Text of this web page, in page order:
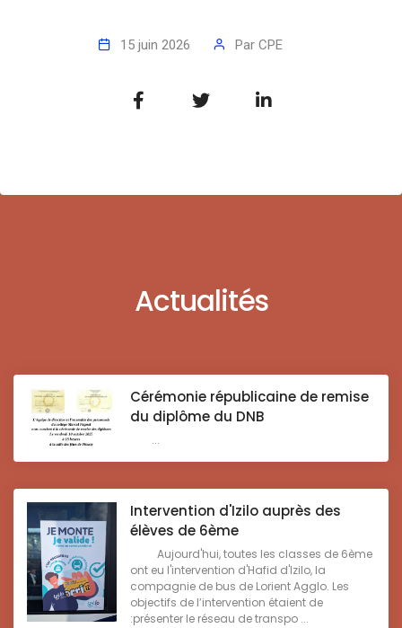
15 juin 2026 Par CPE
Actualités
Cérémonie républicaine de remise
du diplôme du DNB
...
Intervention d'Izilo auprès des
élèves de 6ème
Aujourd'hui, toutes les classes de 6ème
ont eu l'intervention d'Hafid d'Izilo, la
compagnie de bus de Lorient Agglo. Les
objectifs de l’intervention étaient de
:présenter le réseau de transpo ...